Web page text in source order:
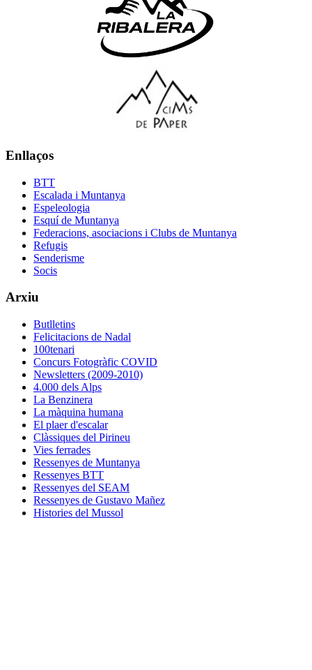
Enllaços
BTT
Escalada i Muntanya
Espeleologia
Esquí de Muntanya
Federacions, asociacions i Clubs de Muntanya
Refugis
Senderisme
Socis
Arxiu
Butlletins
Felicitacions de Nadal
100tenari
Concurs Fotogràfic COVID
Newsletters (2009-2010)
4.000 dels Alps
La Benzinera
La màquina humana
El plaer d'escalar
Clàssiques del Pirineu
Vies ferrades
Ressenyes de Muntanya
Ressenyes BTT
Ressenyes del SEAM
Ressenyes de Gustavo Mañez
Histories del Mussol